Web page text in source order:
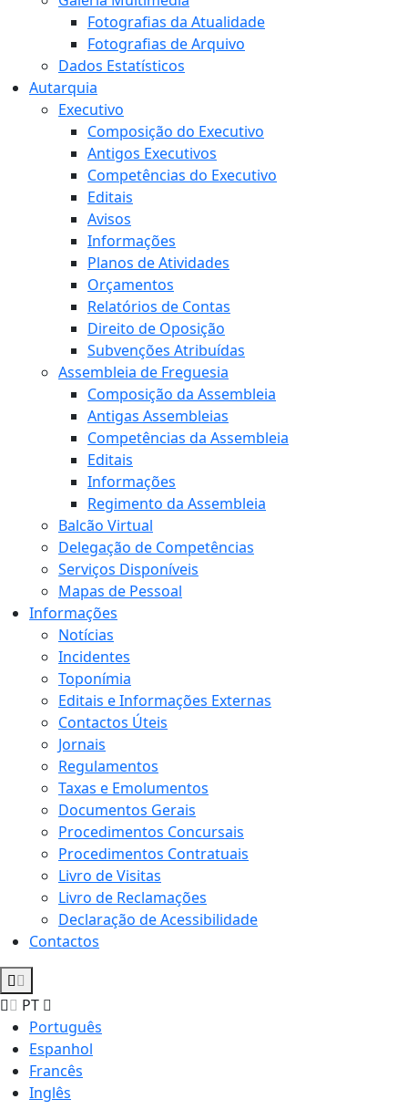
Fotografias da Atualidade
Fotografias de Arquivo
Dados Estatísticos
Autarquia
Executivo
Composição do Executivo
Antigos Executivos
Competências do Executivo
Editais
Avisos
Informações
Planos de Atividades
Orçamentos
Relatórios de Contas
Direito de Oposição
Subvenções Atribuídas
Assembleia de Freguesia
Composição da Assembleia
Antigas Assembleias
Competências da Assembleia
Editais
Informações
Regimento da Assembleia
Balcão Virtual
Delegação de Competências
Serviços Disponíveis
Mapas de Pessoal
Informações
Notícias
Incidentes
Toponímia
Editais e Informações Externas
Contactos Úteis
Jornais
Regulamentos
Taxas e Emolumentos
Documentos Gerais
Procedimentos Concursais
Procedimentos Contratuais
Livro de Visitas
Livro de Reclamações
Declaração de Acessibilidade
Contactos
PT
Português
Espanhol
Francês
Inglês